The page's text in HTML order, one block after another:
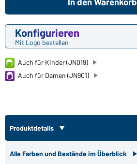
Konfigurieren
Mit Logo bestellen
Auch für Kinder (JN019)
Auch für Damen (JN901)
Produktdetails
Alle Farben und Bestände im Überblick